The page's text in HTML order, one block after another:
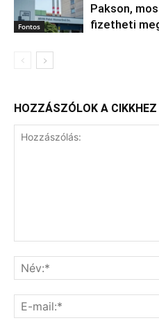
Fontos
Pakson,
fizetheti
HOZZÁSZÓLOK A CIKKHEZ